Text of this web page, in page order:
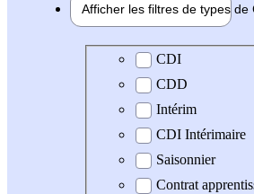
Afficher les filtres de types de
Type de contrat
CDI
CDD
Intérim
CDI Intérimaire
Saisonnier
Contrat